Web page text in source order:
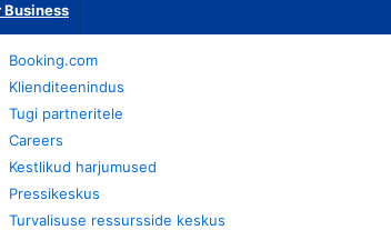
Booking.com
Klienditeenindus
Tugi partneritele
Careers
Kestlikud harjumused
Pressikeskus
Turvalisuse ressursside keskus